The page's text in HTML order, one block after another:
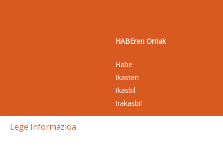
HABEren Orriak
Habe
Ikasten
Ikasbil
Irakasbil
Lege Informazioa